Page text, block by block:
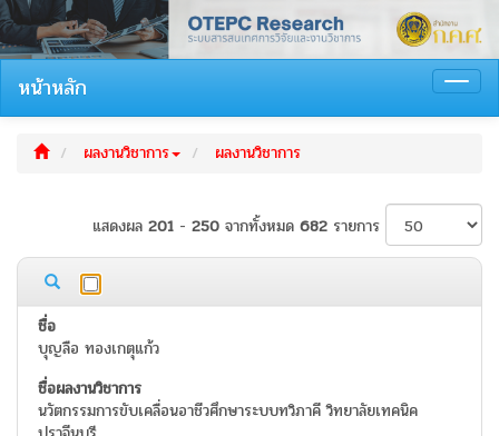
Skip
to
table
Skip
to
menu
Skip
to
search
Hotkeys
reference
หน้าหลัก
ผลงานวิชาการ
ผลงานวิชาการ
แสดงผล 201 - 250 จากทั้งหมด 682 รายการ
บุญลือ ทองเกตุแก้ว
นวัตกรรมการขับเคลื่อนอาชีวศึกษาระบบทวิภาคี วิทยาลัยเทคนิค